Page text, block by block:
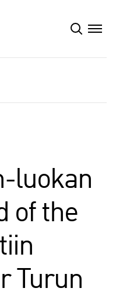
luokan
of the
Turun